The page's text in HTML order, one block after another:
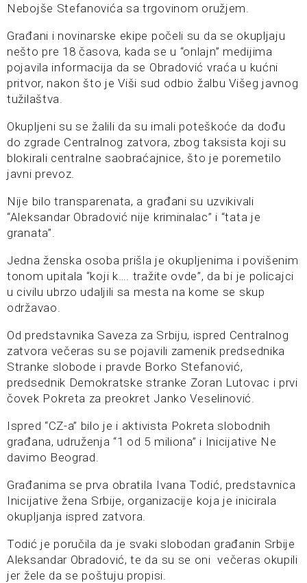
Nebojše Stefanovića sa trgovinom oružjem.
Građani i novinarske ekipe počeli su da se okupljaju
nešto pre 18 časova, kada se u “onlajn” medijima
pojavila informacija da se Obradović vraća u kućni
pritvor, nakon što je Viši sud odbio žalbu Višeg javnog
tužilaštva.
Okupljeni su se žalili da su imali poteškoće da dođu
do zgrade Centralnog zatvora, zbog taksista koji su
blokirali centralne saobraćajnice, što je poremetilo
javni prevoz.
Nije bilo transparenata, a građani su uzvikivali
“Aleksandar Obradović nije kriminalac” i “tata je
granata”.
Jedna ženska osoba prišla je okupljenima i povišenim
tonom upitala “koji k…. tražite ovde”, da bi je policajci
u civilu ubrzo udaljili sa mesta na kome se skup
održavao.
Od predstavnika Saveza za Srbiju, ispred Centralnog
zatvora večeras su se pojavili zamenik predsednika
Stranke slobode i pravde Borko Stefanović,
predsednik Demokratske stranke Zoran Lutovac i prvi
čovek Pokreta za preokret Janko Veselinović.
Ispred “CZ-a” bilo je i aktivista Pokreta slobodnih
građana, udruženja “1 od 5 miliona” i Inicijative Ne
davimo Beograd.
Građanima se prva obratila Ivana Todić, predstavnica
Inicijative žena Srbije, organizacije koja je inicirala
okupljanja ispred zatvora.
Todić je poručila da je svaki slobodan građanin Srbije
Aleksandar Obradović, te da su se oni večeras okupili
jer žele da se poštuju propisi.